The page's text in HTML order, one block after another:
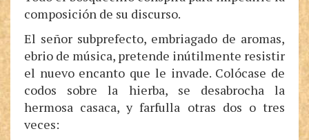
composición de su discurso.
El señor subprefecto, embriagado de aromas,
ebrio de música, pretende inútilmente resistir
el nuevo encanto que le invade. Colócase de
codos sobre la hierba, se desabrocha la
hermosa casaca, y farfulla otras dos o tres
veces: